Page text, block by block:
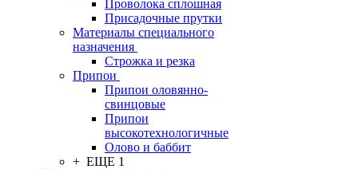
Проволока сплошная
Присадочные прутки
Материалы специального
назначения
Строжка и резка
Припои
Припои оловянно-
свинцовые
Припои
высокотехнологичные
Олово и баббит
+ ЕЩЕ 1